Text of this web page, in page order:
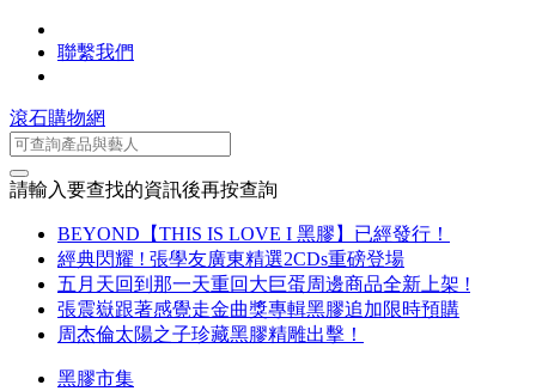
聯繫我們
滾石購物網
請輸入要查找的資訊後再按查詢
BEYOND【THIS IS LOVE I 黑膠】已經發行！
經典閃耀 ! 張學友廣東精選2CDs重磅登場
五月天回到那一天重回大巨蛋周邊商品全新上架 !
張震嶽跟著感覺走金曲獎專輯黑膠追加限時預購
周杰倫太陽之子珍藏黑膠精雕出擊！
黑膠市集